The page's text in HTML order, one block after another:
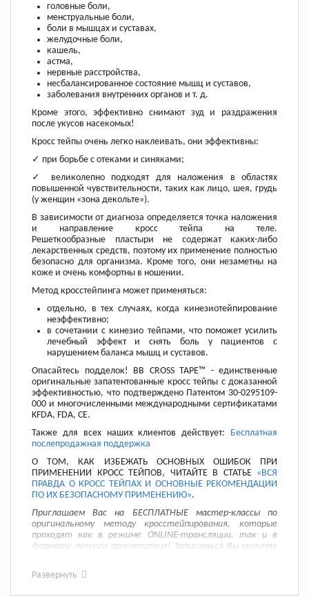
головные боли,
менструальные боли,
боли в мышцах и суставах,
желудочные боли,
кашель,
астма,
нервные расстройства,
несбалансированное состояние мышц и суставов,
заболевания внутренних органов и т. д.
Кроме этого, эффективно снимают зуд и раздражения
после укусов насекомых!
Кросс тейпы очень легко наклеивать, они эффективны:
✓ при борьбе с отеками и синяками;
✓ великолепно подходят для наложения в областях
повышенной чувствительности, таких как лицо, шея, грудь
(у женщин «зона декольте»).
В зависимости от диагноза определяется точка наложения
и направление кросс тейпа на теле.
Решеткообразные пластыри не содержат каких-либо
лекарственных средств, поэтому их применение полностью
безопасно для организма. Кроме того, они незаметны на
коже и очень комфортны в ношении.
Метод кросстейпинга может применяться:
отдельно, в тех случаях, когда кинезиотейпирование
неэффективно;
в сочетании с кинезио тейпами, что поможет усилить
лечебный эффект и снять боль у пациентов с
нарушением баланса мышц и суставов.
Опасайтесь подделок! BB CROSS TAPE™ - единственные
оригинальные запатентованные кросс тейпы с доказанной
эффективностью, что подтверждено Патентом 30-0295109-
000 и многочисленными международными сертификатами
KFDA, FDA, CE.
Также для всех наших клиентов действует: Бесплатная
послепродажная поддержка
О ТОМ, КАК ИЗБЕЖАТЬ ОСНОВНЫХ ОШИБОК ПРИ
ПРИМЕНЕНИИ КРОСС ТЕЙПОВ, ЧИТАЙТЕ В СТАТЬЕ «ВСЯ
ПРАВДА О КРОСС ТЕЙПАХ И ОСНОВНЫЕ РЕКОМЕНДАЦИИ
ПО ИХ БЕЗОПАСНОМУ ПРИМЕНЕНИЮ».
Приглашаем Вас на БЕСПЛАТНЫЕ мастер-классы по
оригинальному методу кросстейпирования, которые
проходят как в режиме ONLINE-трансляции, так и в
формате личного присутствия! Записаться Вы можете
Развернуть